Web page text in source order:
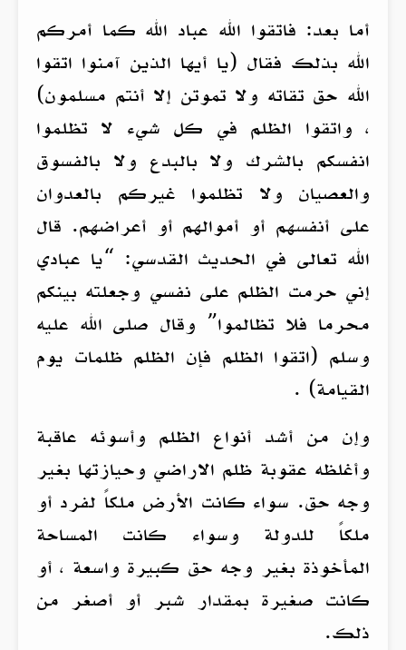
أما بعد: فاتقوا الله عباد الله كما أمركم
الله بذلك فقال (يا أيها الذين آمنوا اتقوا
الله حق تقاته ولا تموتن إلا أنتم مسلمون)
، واتقوا الظلم في كل شيء لا تظلموا
انفسكم بالشرك ولا بالبدع ولا بالفسوق
والعصيان ولا تظلموا غيركم بالعدوان
على أنفسهم أو أموالهم أو أعراضهم. قال
الله تعالى في الحديث القدسي: “يا عبادي
إني حرمت الظلم على نفسي وجعلته بينكم
محرما فلا تظالموا” وقال صلى الله عليه
وسلم (اتقوا الظلم فإن الظلم ظلمات يوم
القيامة) .
وإن من أشد أنواع الظلم وأسوئه عاقبة
وأغلظه عقوبة ظلم الاراضي وحيازتها بغير
وجه حق. سواء كانت الأرض ملكاً لفرد أو
ملكاً للدولة وسواء كانت المساحة
المأخوذة بغير وجه حق كبيرة واسعة ، أو
كانت صغيرة بمقدار شبر أو أصغر من
ذلك.